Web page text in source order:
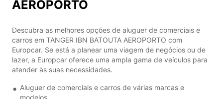
AEROPORTO
Descubra as melhores opções de aluguer de comerciais e
carros em TANGER IBN BATOUTA AEROPORTO com
Europcar. Se está a planear uma viagem de negócios ou de
lazer, a Europcar oferece uma ampla gama de veículos para
atender às suas necessidades.
Aluguer de comerciais e carros de várias marcas e
modelos